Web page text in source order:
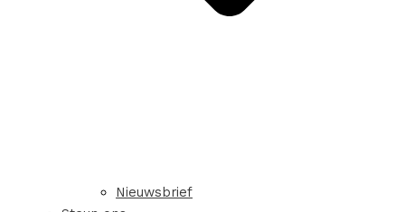
Nieuwsbrief